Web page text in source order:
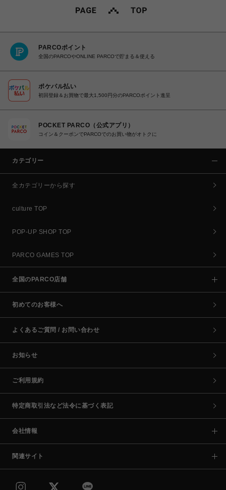
PARCOポイント
全国のPARCOやONLINE PARCOで貯まる＆使える
ポケパル払い
初回登録＆お買物で最大1,500円分のPARCOポイント進呈
POCKET PARCO（公式アプリ）
コイン＆クーポンでPARCOでのお買い物がオトクに
カテゴリー
全カテゴリーから探す
culture TOP
POP-UP SHOP TOP
PARCO GAMES TOP
全国のPARCO店舗
初めてのお客様へ
よくあるご質問 / お問い合わせ
お知らせ
ご利用規約
特定商取引法など法令に基づく表記
会社情報
関連サイト